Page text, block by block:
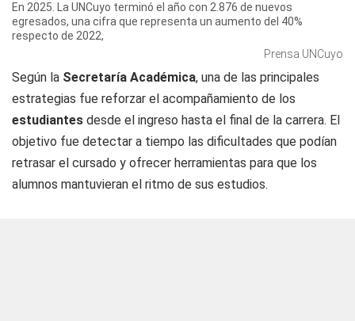
En 2025. La UNCuyo terminó el año con 2.876 de nuevos
egresados, una cifra que representa un aumento del 40%
respecto de 2022,
Prensa UNCuyo
Según la Secretaría Académica, una de las principales
estrategias fue reforzar el acompañamiento de los
estudiantes desde el ingreso hasta el final de la carrera. El
objetivo fue detectar a tiempo las dificultades que podían
retrasar el cursado y ofrecer herramientas para que los
alumnos mantuvieran el ritmo de sus estudios.